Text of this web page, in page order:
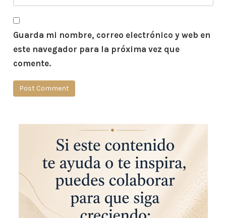
Guarda mi nombre, correo electrónico y web en
este navegador para la próxima vez que
comente.